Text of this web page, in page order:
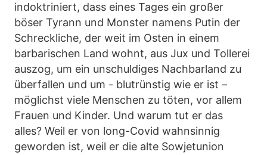
indoktriniert, dass eines Tages ein großer
böser Tyrann und Monster namens Putin der
Schreckliche, der weit im Osten in einem
barbarischen Land wohnt, aus Jux und Tollerei
auszog, um ein unschuldiges Nachbarland zu
überfallen und um - blutrünstig wie er ist –
möglichst viele Menschen zu töten, vor allem
Frauen und Kinder. Und warum tut er das
alles? Weil er von long-Covid wahnsinnig
geworden ist, weil er die alte Sowjetunion